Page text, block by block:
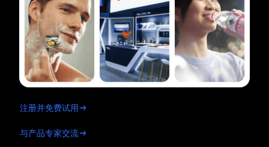
注册并免费试用
与产品专家交流